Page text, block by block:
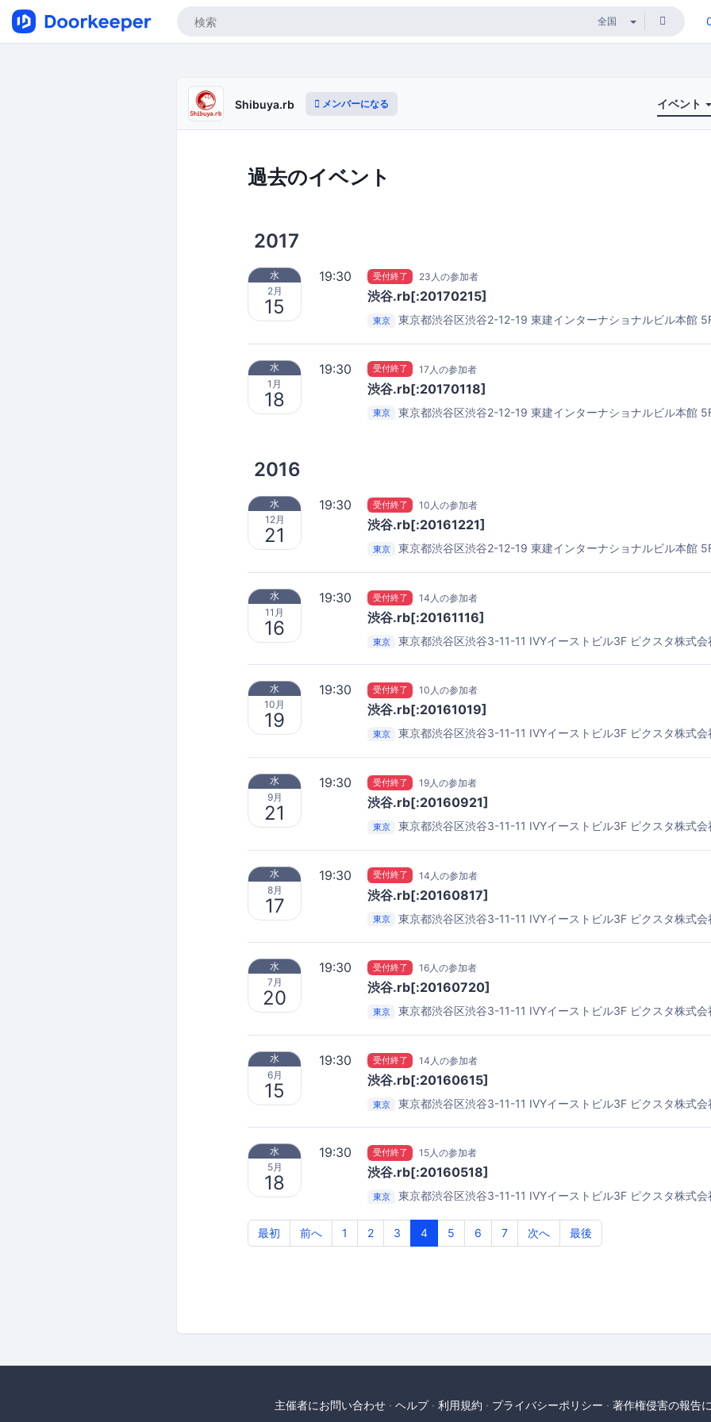
Shibuya.rb メンバーになる イベント
過去のイベント
2017
水
2月
15
19:30 受付終了 23人の参加者
渋谷.rb[:20170215]
東京 東京都渋谷区渋谷2-12-19 東建インターナショナルビル本館
水
1月
18
19:30 受付終了 17人の参加者
渋谷.rb[:20170118]
東京 東京都渋谷区渋谷2-12-19 東建インターナショナルビル本館
2016
水
12月
21
19:30 受付終了 10人の参加者
渋谷.rb[:20161221]
東京 東京都渋谷区渋谷2-12-19 東建インターナショナルビル本館
水
11月
16
19:30 受付終了 14人の参加者
渋谷.rb[:20161116]
東京 東京都渋谷区渋谷3-11-11 IVYイーストビル3F ピクスタ株式会
水
10月
19
19:30 受付終了 10人の参加者
渋谷.rb[:20161019]
東京 東京都渋谷区渋谷3-11-11 IVYイーストビル3F ピクスタ株式会
水
9月
21
19:30 受付終了 19人の参加者
渋谷.rb[:20160921]
東京 東京都渋谷区渋谷3-11-11 IVYイーストビル3F ピクスタ株式会
水
8月
17
19:30 受付終了 14人の参加者
渋谷.rb[:20160817]
東京 東京都渋谷区渋谷3-11-11 IVYイーストビル3F ピクスタ株式会
水
7月
20
19:30 受付終了 16人の参加者
渋谷.rb[:20160720]
東京 東京都渋谷区渋谷3-11-11 IVYイーストビル3F ピクスタ株式会
水
6月
15
19:30 受付終了 14人の参加者
渋谷.rb[:20160615]
東京 東京都渋谷区渋谷3-11-11 IVYイーストビル3F ピクスタ株式会
水
5月
18
19:30 受付終了 15人の参加者
渋谷.rb[:20160518]
東京 東京都渋谷区渋谷3-11-11 IVYイーストビル3F ピクスタ株式会
最初 前へ 1 2 3 4 5 6 7 次へ 最後
主催者にお問い合わせ ヘルプ 利用規約 プライバシーポリシー 著作権侵害の報告